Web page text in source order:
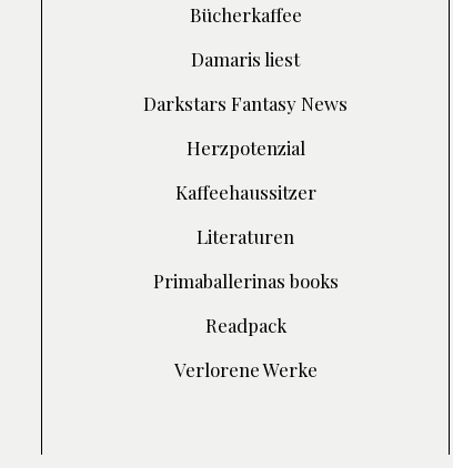
Bücherkaffee
Damaris liest
Darkstars Fantasy News
Herzpotenzial
Kaffeehaussitzer
Literaturen
Primaballerinas books
Readpack
Verlorene Werke